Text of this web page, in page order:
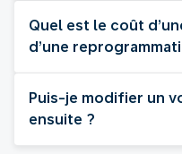
Quel est le coût
d’une
Puis-je modifier un
ensuite ?